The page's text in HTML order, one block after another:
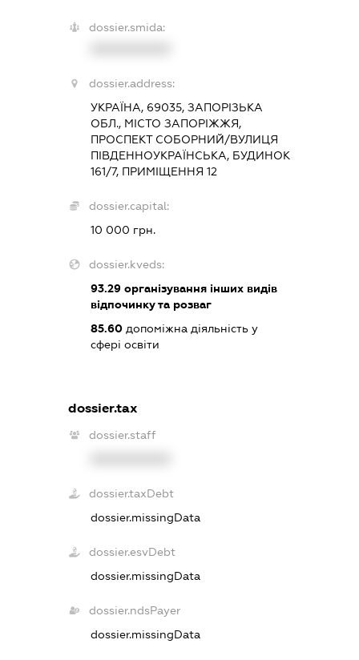
dossier.smida:
dossier.address:
УКРАЇНА, 69035, ЗАПОРІЗЬКА
ОБЛ., МІСТО ЗАПОРІЖЖЯ,
ПРОСПЕКТ СОБОРНИЙ/ВУЛИЦЯ
ПІВДЕННОУКРАЇНСЬКА, БУДИНОК
161/7, ПРИМІЩЕННЯ 12
dossier.capital:
10 000 грн.
dossier.kveds:
93.29організування інших видів
відпочинку та розваг
85.60допоміжна діяльність у
сфері освіти
dossier.tax
dossier.staff
dossier.taxDebt
dossier.missingData
dossier.esvDebt
dossier.missingData
dossier.ndsPayer
dossier.missingData